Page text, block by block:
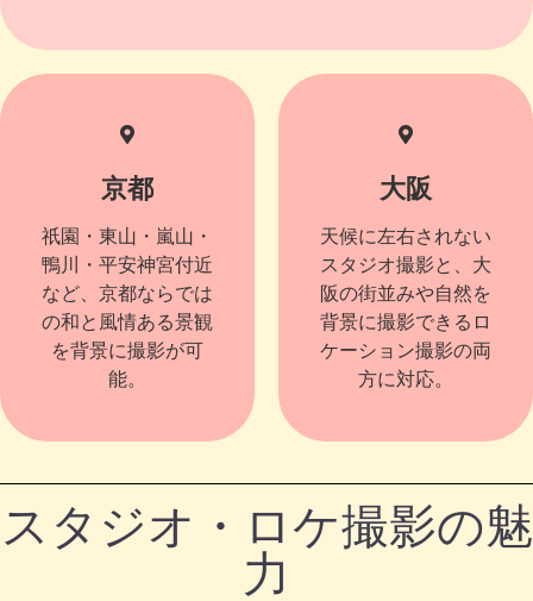
京都
祇園・東山・嵐山・
鴨川・平安神宮付近
など、京都ならでは
の和と風情ある景観
を背景に撮影が可
能。
大阪
天候に左右されない
スタジオ撮影と、大
阪の街並みや自然を
背景に撮影できるロ
ケーション撮影の両
方に対応。
スタジオ・ロケ撮影の魅
力